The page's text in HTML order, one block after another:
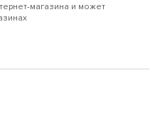
магазина и может